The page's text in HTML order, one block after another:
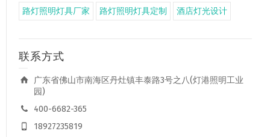
路灯照明灯具厂家 路灯照明灯具定制 酒店灯光设计
联系方式
广东省佛山市南海区丹灶镇丰泰路3号之八(灯港照明工业
园)
400-6682-365
18927235819